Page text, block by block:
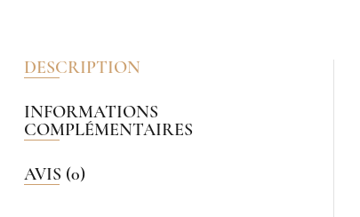
DESCRIPTION
INFORMATIONS
COMPLÉMENTAIRES
AVIS (0)